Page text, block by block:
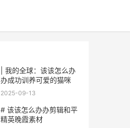
| 我的全球：该该怎么办
办成功训养可爱的猫咪
2025-09-13
# 该该怎么办办剪辑和平
精英晚霞素材